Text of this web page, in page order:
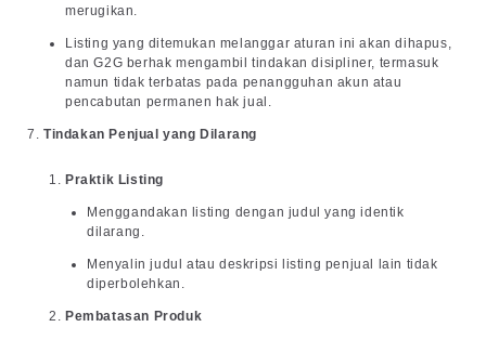
merugikan.
Listing yang ditemukan melanggar aturan ini akan dihapus,
dan G2G berhak mengambil tindakan disipliner, termasuk
namun tidak terbatas pada penangguhan akun atau
pencabutan permanen hak jual.
Tindakan Penjual yang Dilarang
Praktik Listing
Menggandakan listing dengan judul yang identik
dilarang.
Menyalin judul atau deskripsi listing penjual lain tidak
diperbolehkan.
Pembatasan Produk